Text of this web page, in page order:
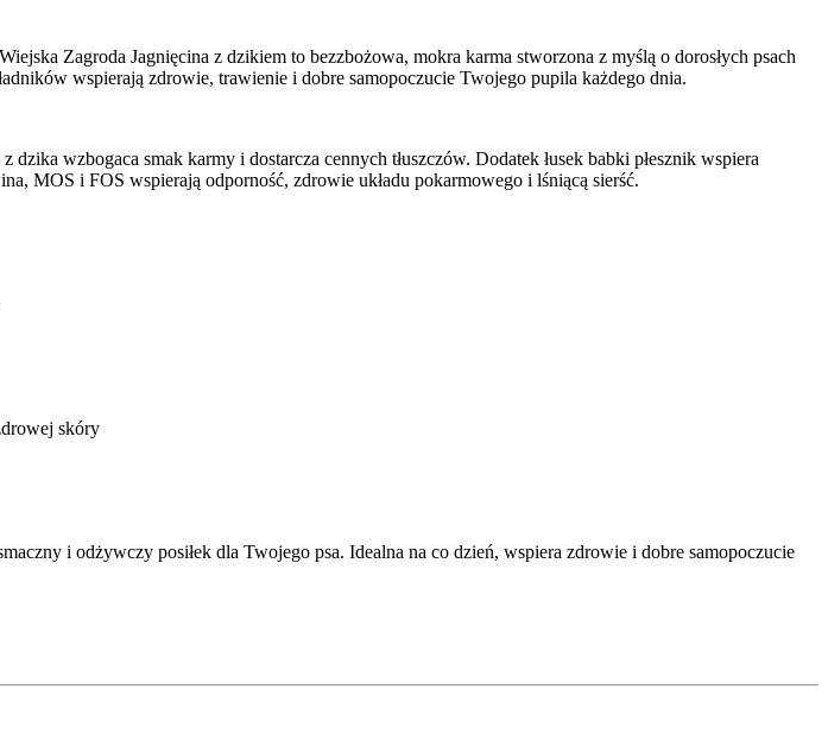
Zagroda Jagnięcina z dzikiem to bezzbożowa, mokra karma stworzona z myślą o dorosłych psach
wspierają zdrowie, trawienie i dobre samopoczucie Twojego pupila każdego dnia.
wzbogaca smak karmy i dostarcza cennych tłuszczów. Dodatek łusek babki płesznik wspiera
MOS i FOS wspierają odporność, zdrowie układu pokarmowego i lśniącą sierść.
skóry
i odżywczy posiłek dla Twojego psa. Idealna na co dzień, wspiera zdrowie i dobre samopoczucie